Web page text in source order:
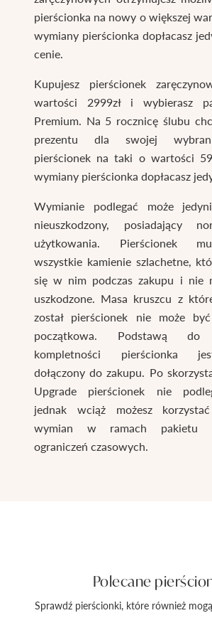
pierścionka na nowy o większej
wymiany pierścionka dopłacasz
cenie.
Kupujesz pierścionek
wartości 2999zł i wybierasz
Premium. Na 5 rocznicę ślubu
prezentu dla swojej
pierścionek na taki o wartości
wymiany pierścionka dopłacasz
Wymianie podlegać może
nieuszkodzony, posiadający
użytkowania. Pierścionek
wszystkie kamienie szlachetne,
się w nim podczas zakupu i nie
uszkodzone. Masa kruszcu z
został pierścionek nie może
początkowa. Podstawą do
kompletności pierścionka
dołączony do zakupu. Po
Upgrade pierścionek nie
jednak wciąż możesz
wymian w ramach pakietu
ograniczeń czasowych.
Polecane
Sprawdź pierścionki, które również